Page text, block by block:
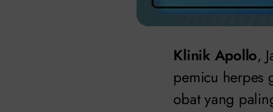
Klinik Apollo,
pemicu herpes
obat yang